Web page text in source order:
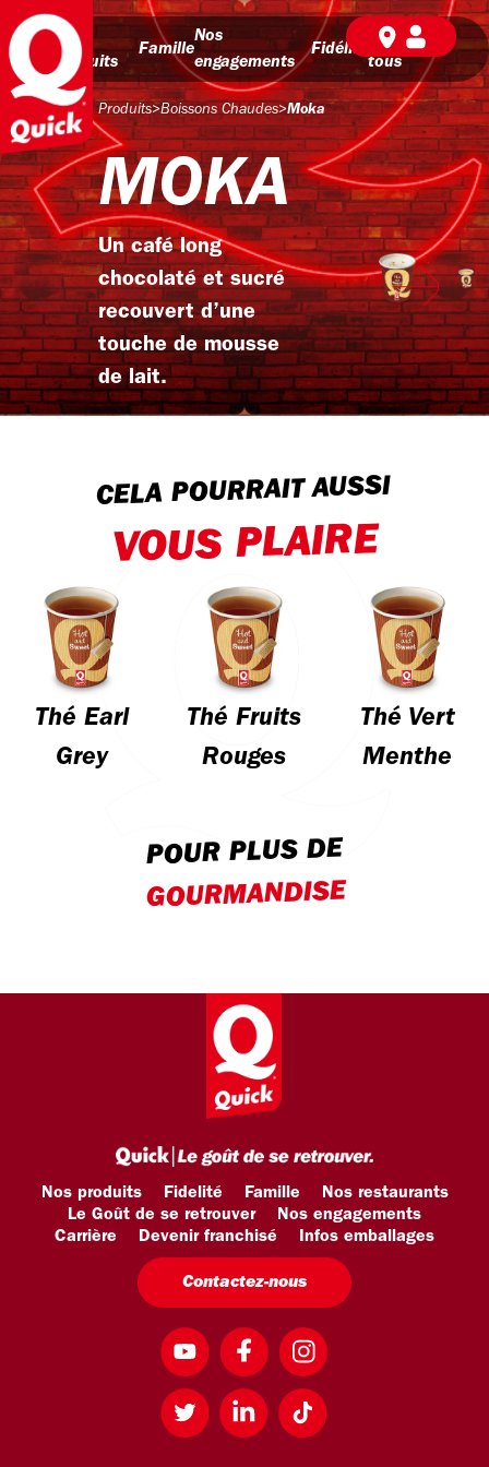
Nos
produits
Famille
Nos
engagements
Fidélité
BD pour
tous
Produits>Boissons Chaudes>Moka
MOKA
Un café long
chocolaté et sucré
recouvert d’une
touche de mousse
de lait.
CELA POURRAIT AUSSI
VOUS PLAIRE
Thé Earl
Grey
Thé Fruits
Rouges
Thé Vert
Menthe
POUR PLUS DE
GOURMANDISE
Nos produits Fidelité Famille
Nos restaurants
Le Goût de se retrouver
Nos engagements
Carrière
Devenir franchisé Infos emballages
Contactez-nous